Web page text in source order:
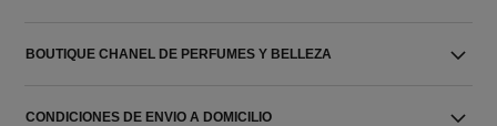
BOUTIQUE CHANEL DE PERFUMES Y BELLEZA
CONDICIONES DE ENVIO A DOMICILIO